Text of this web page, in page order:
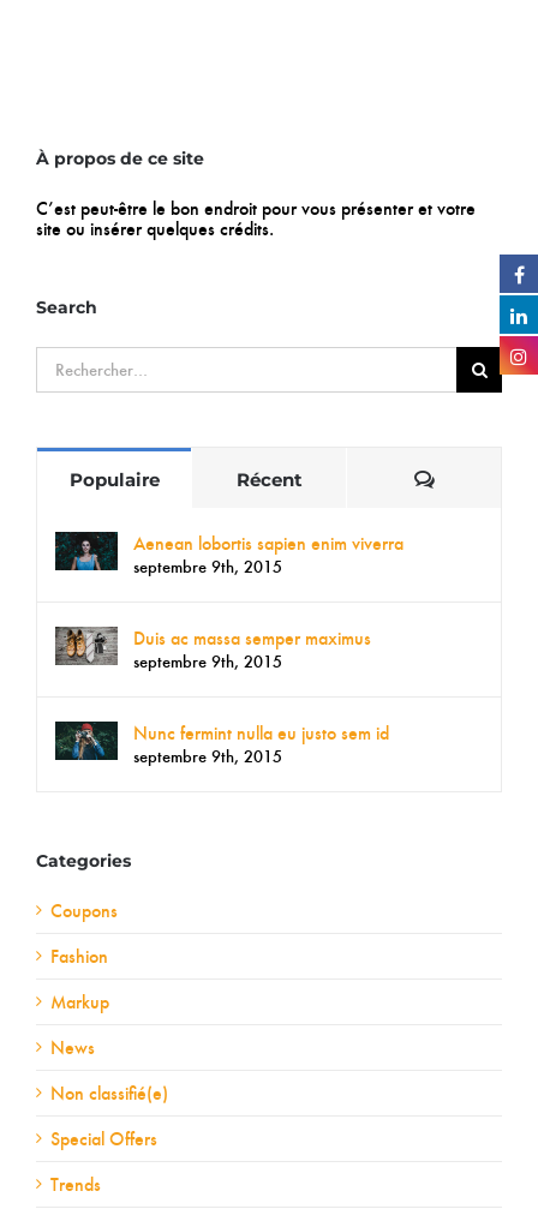
À propos de ce site
C’est peut-être le bon endroit pour vous présenter et votre
site ou insérer quelques crédits.
Search
Rechercher:
Populaire Récent
Aenean lobortis sapien enim viverra
septembre 9th, 2015
Duis ac massa semper maximus
septembre 9th, 2015
Nunc fermint nulla eu justo sem id
septembre 9th, 2015
Categories
Coupons
Fashion
Markup
News
Non classifié(e)
Special Offers
Trends